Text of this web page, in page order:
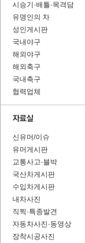
시승기·배틀·목격담
유명인의 차
성인게시판
국내야구
해외야구
해외축구
국내축구
협력업체
신유머/이슈
유머게시판
교통사고·블박
국산차게시판
수입차게시판
내차사진
직찍·특종발견
자동차사진·동영상
장착시공사진